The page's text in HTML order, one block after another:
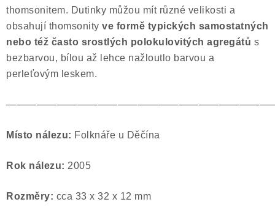
thomsonitem. Dutinky můžou mít různé velikosti a
obsahují thomsonity ve formě typických samostatných
nebo též často srostlých polokulovitých agregátů s
bezbarvou, bílou až lehce nažloutlo barvou a
perleťovým leskem.
Místo nálezu: Folknáře u Děčína
Rok nálezu: 2005
Rozměry: cca 33 x 32 x 12 mm